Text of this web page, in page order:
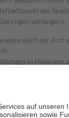
des
verlängern.
stellt der Arzt
in Höhe von
für Online-
für ihre eigene
18.